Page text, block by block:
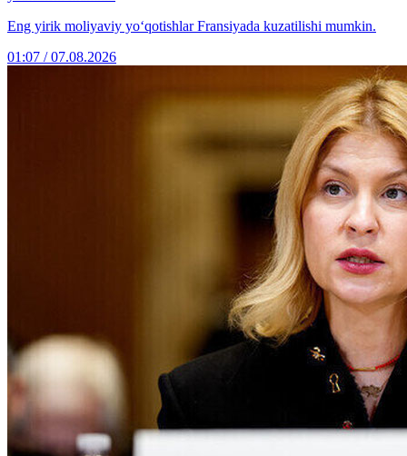
Eng yirik moliyaviy yo‘qotishlar Fransiyada kuzatilishi mumkin.
01:07 / 07.08.2026